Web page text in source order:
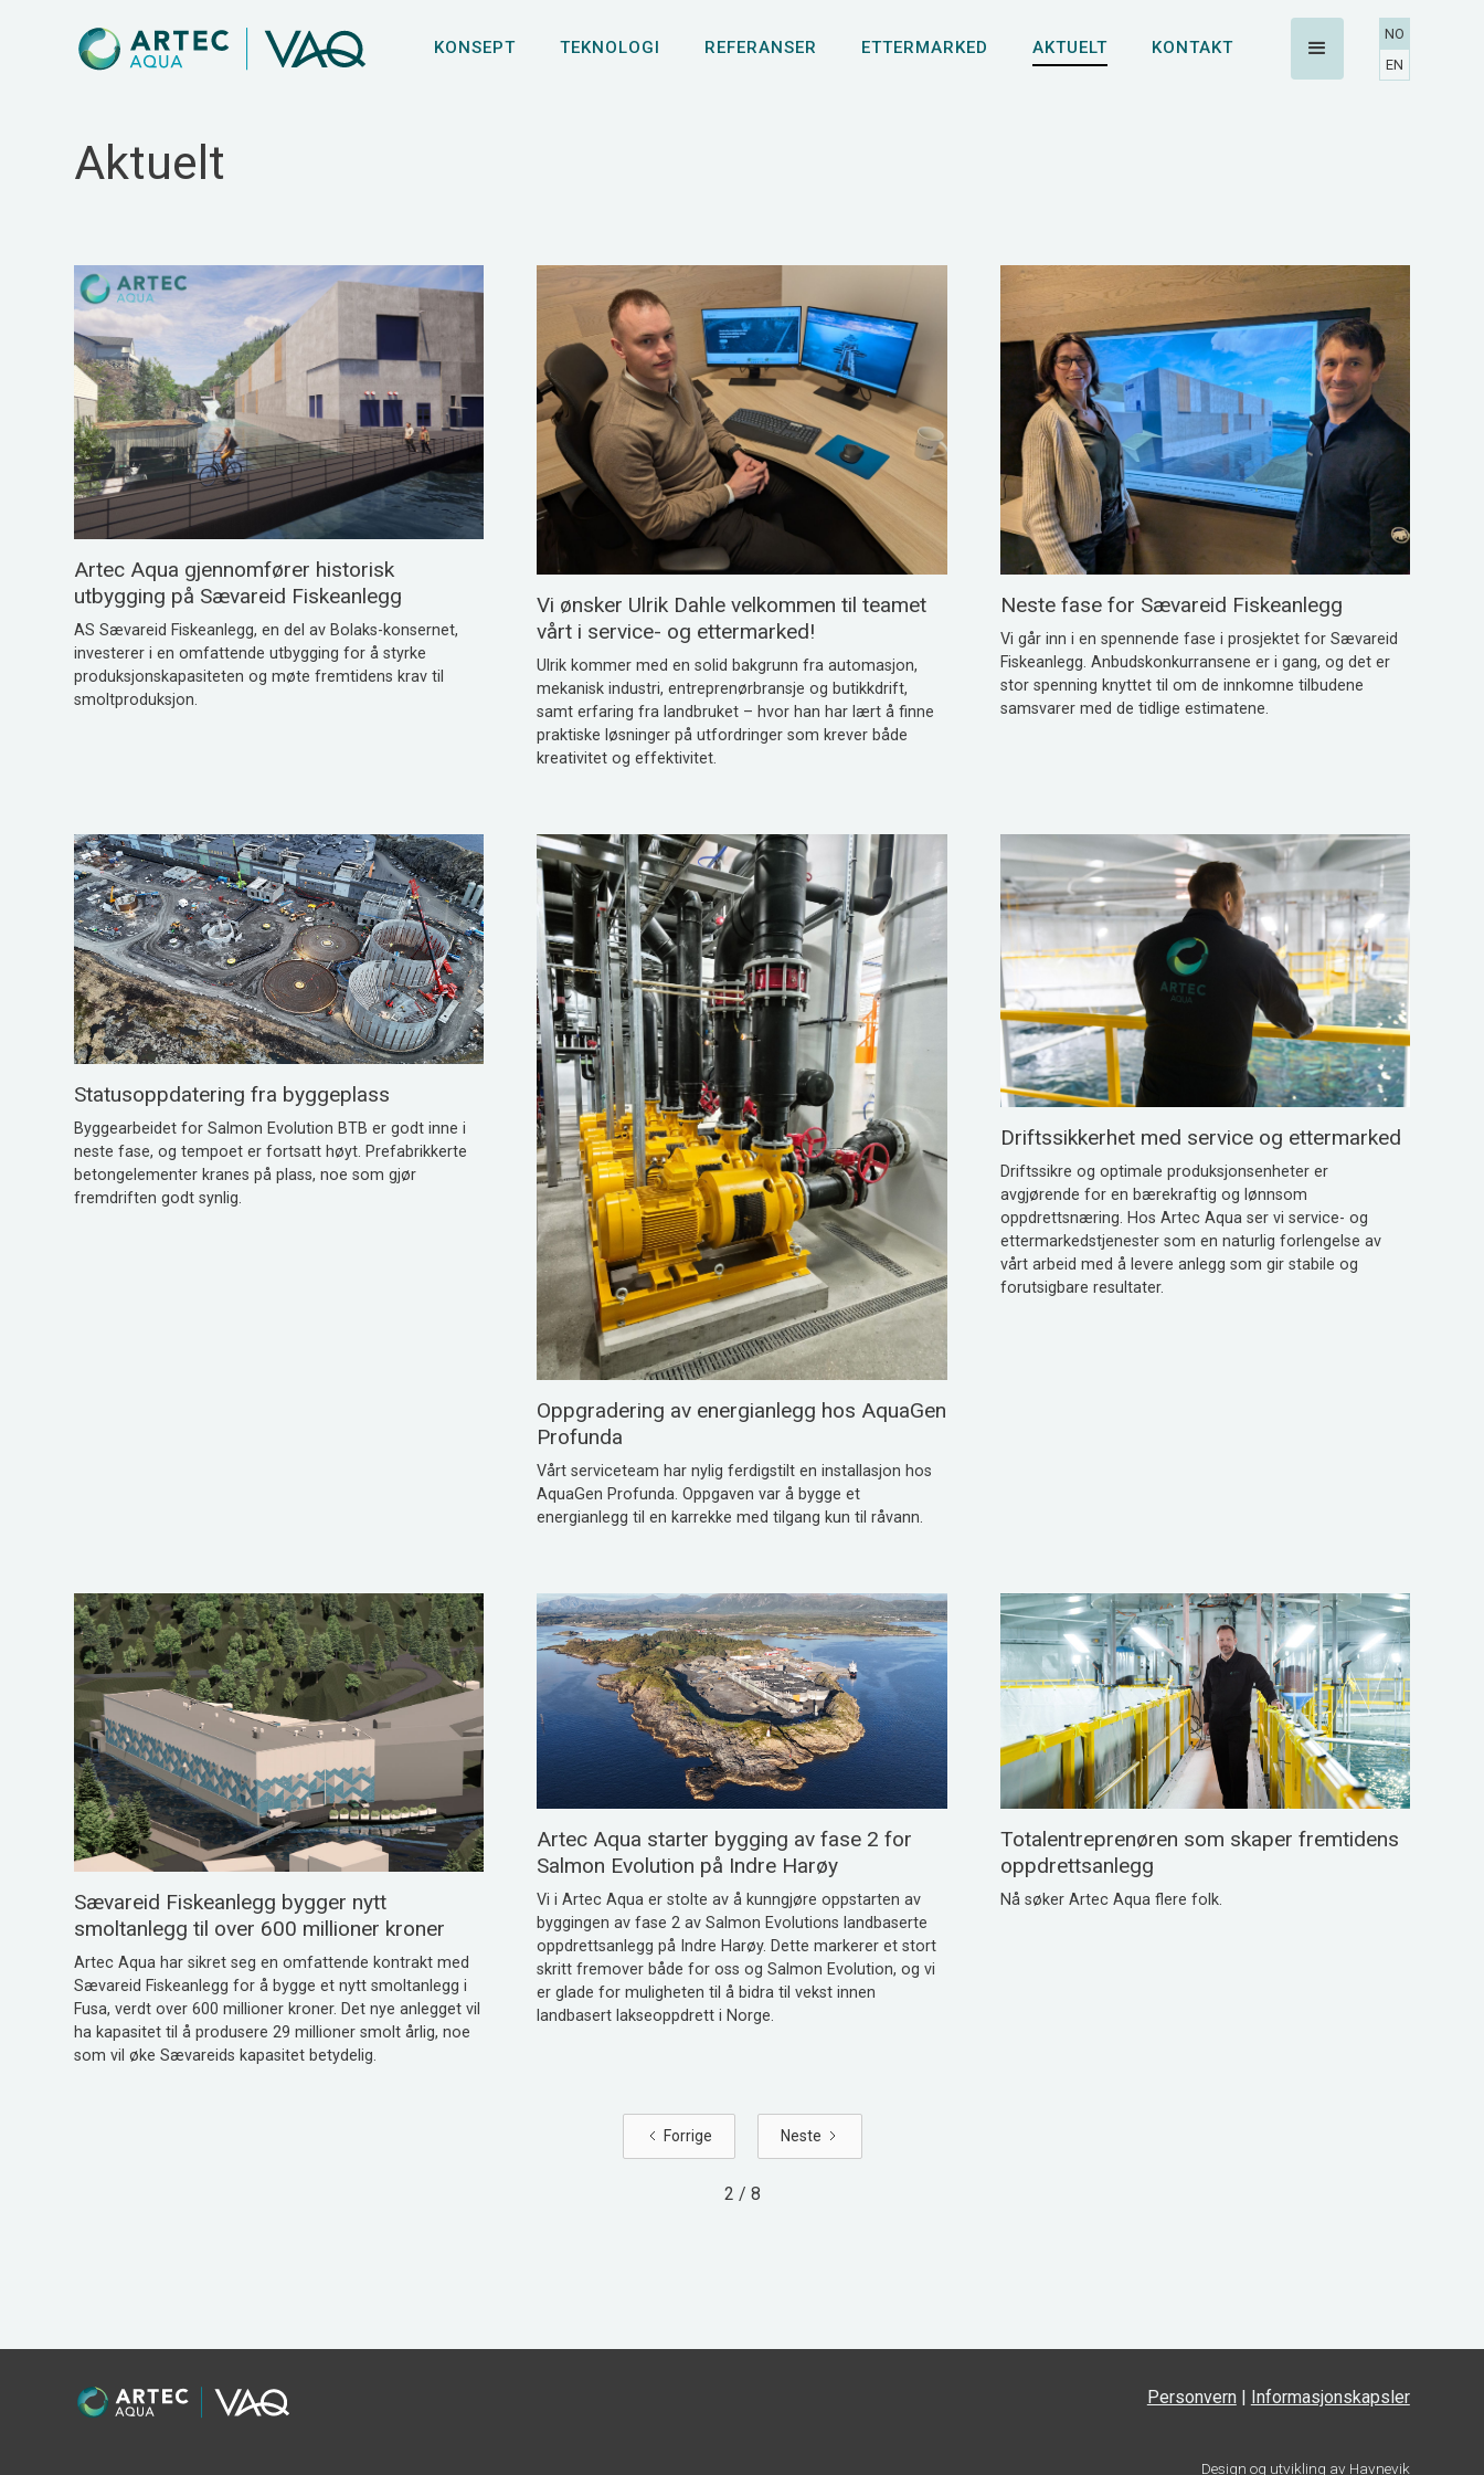
KONSEPT TEKNOLOGI REFERANSER ETTERMARKED AKTUELT KONTAKT
NO
EN
Aktuelt
Artec Aqua gjennomfører historisk
utbygging på Sævareid Fiskeanlegg
AS Sævareid Fiskeanlegg, en del av Bolaks-konsernet,
investerer i en omfattende utbygging for å styrke
produksjonskapasiteten og møte fremtidens krav til
smoltproduksjon.
Vi ønsker Ulrik Dahle velkommen til teamet
vårt i service- og ettermarked!
Ulrik kommer med en solid bakgrunn fra automasjon,
mekanisk industri, entreprenørbransje og butikkdrift,
samt erfaring fra landbruket – hvor han har lært å finne
praktiske løsninger på utfordringer som krever både
kreativitet og effektivitet.
Neste fase for Sævareid Fiskeanlegg
Vi går inn i en spennende fase i prosjektet for Sævareid
Fiskeanlegg. Anbudskonkurransene er i gang, og det er
stor spenning knyttet til om de innkomne tilbudene
samsvarer med de tidlige estimatene.
Statusoppdatering fra byggeplass
Byggearbeidet for Salmon Evolution BTB er godt inne i
neste fase, og tempoet er fortsatt høyt. Prefabrikkerte
betongelementer kranes på plass, noe som gjør
fremdriften godt synlig.
Oppgradering av energianlegg hos AquaGen
Profunda
Vårt serviceteam har nylig ferdigstilt en installasjon hos
AquaGen Profunda. Oppgaven var å bygge et
energianlegg til en karrekke med tilgang kun til råvann.
Driftssikkerhet med service og ettermarked
Driftssikre og optimale produksjonsenheter er
avgjørende for en bærekraftig og lønnsom
oppdrettsnæring. Hos Artec Aqua ser vi service- og
ettermarkedstjenester som en naturlig forlengelse av
vårt arbeid med å levere anlegg som gir stabile og
forutsigbare resultater.
Sævareid Fiskeanlegg bygger nytt
smoltanlegg til over 600 millioner kroner
Artec Aqua har sikret seg en omfattende kontrakt med
Sævareid Fiskeanlegg for å bygge et nytt smoltanlegg i
Fusa, verdt over 600 millioner kroner. Det nye anlegget vil
ha kapasitet til å produsere 29 millioner smolt årlig, noe
som vil øke Sævareids kapasitet betydelig.
Artec Aqua starter bygging av fase 2 for
Salmon Evolution på Indre Harøy
Vi i Artec Aqua er stolte av å kunngjøre oppstarten av
byggingen av fase 2 av Salmon Evolutions landbaserte
oppdrettsanlegg på Indre Harøy. Dette markerer et stort
skritt fremover både for oss og Salmon Evolution, og vi
er glade for muligheten til å bidra til vekst innen
landbasert lakseoppdrett i Norge.
Totalentreprenøren som skaper fremtidens
oppdrettsanlegg
Nå søker Artec Aqua flere folk.
Forrige Neste
2 / 8
Personvern | Informasjonskapsler
Design og utvikling av Havnevik